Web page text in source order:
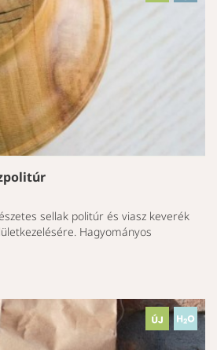
sellak politúr és viasz keverék
Hagyományos